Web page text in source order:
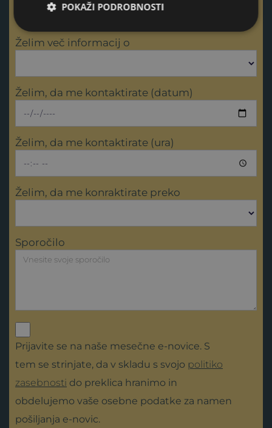
Želim več informacij o
Želim, da me kontaktirate (datum)
Želim, da me kontaktirate (ura)
Želim, da me konraktirate preko
Sporočilo
Prijavite se na naše mesečne e-novice. S
tem se strinjate, da v skladu s svojo politiko
zasebnosti do preklica hranimo in
obdelujemo vaše osebne podatke za namen
pošiljanja e-novic.
POKAŽI PODROBNOSTI